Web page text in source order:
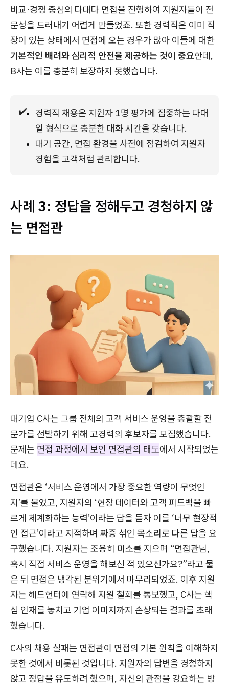
비교·경쟁 중심의 다대다 면접을 진행하여 지원자들이 전
문성을 드러내기 어렵게 만들었죠. 또한 경력직은 이미 직
장이 있는 상태에서 면접에 오는 경우가 많아 이들에 대한
기본적인 배려와 심리적 안전을 제공하는 것이 중요한데,
B사는 이를 충분히 보장하지 못했습니다.
✔️
경력직 채용은 지원자 1명 평가에 집중하는 다대
일 형식으로 충분한 대화 시간을 갖습니다.
대기 공간, 면접 환경을 사전에 점검하여 지원자
경험을 고객처럼 관리합니다.
사례 3: 정답을 정해두고 경청하지 않
는 면접관
대기업 C사는 그룹 전체의 고객 서비스 운영을 총괄할 전
문가를 선발하기 위해 고경력의 후보자를 모집했습니다.
문제는 면접 과정에서 보인 면접관의 태도에서 시작되었는
데요.
면접관은 ‘서비스 운영에서 가장 중요한 역량이 무엇인
지’를 물었고, 지원자의 ‘현장 데이터와 고객 피드백을 빠
르게 체계화하는 능력’이라는 답을 듣자 이를 ‘너무 현장적
인 접근’이라고 지적하며 짜증 섞인 목소리로 다른 답을 요
구했습니다. 지원자는 조용히 미소를 지으며 “면접관님,
혹시 직접 서비스 운영을 해보신 적 있으신가요?”라고 물
은 뒤 면접은 냉각된 분위기에서 마무리되었죠. 이후 지원
자는 헤드헌터에 연락해 지원 철회를 통보했고, C사는 핵
심 인재를 놓치고 기업 이미지까지 손상되는 결과를 초래
했습니다.
C사의 채용 실패는 면접관이 면접의 기본 원칙을 이해하지
못한 것에서 비롯된 것입니다. 지원자의 답변을 경청하지
않고 정답을 유도하려 했으며, 자신의 관점을 강요하는 방